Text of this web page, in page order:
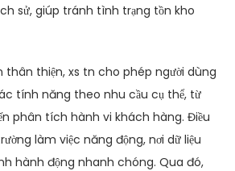
sử, giúp tránh tình trạng tồn kho
thân thiện, xs tn cho phép người dùng
tính năng theo nhu cầu cụ thể, từ
phân tích hành vi khách hàng. Điều
làm việc năng động, nơi dữ liệu
hành động nhanh chóng. Qua đó,